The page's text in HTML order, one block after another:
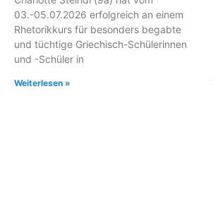
03.-05.07.2026 erfolgreich an einem
Rhetorikkurs für besonders begabte
und tüchtige Griechisch-Schülerinnen
und -Schüler in
Weiterlesen »